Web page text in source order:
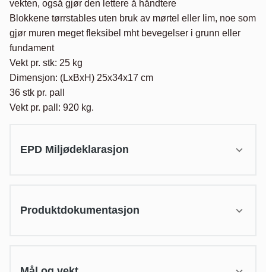
vekten, også gjør den lettere å håndtere
Blokkene tørrstables uten bruk av mørtel eller lim, noe som
gjør muren meget fleksibel mht bevegelser i grunn eller
fundament
Vekt pr. stk: 25 kg
Dimensjon: (LxBxH) 25x34x17 cm
36 stk pr. pall
Vekt pr. pall: 920 kg.
EPD Miljødeklarasjon
Produktdokumentasjon